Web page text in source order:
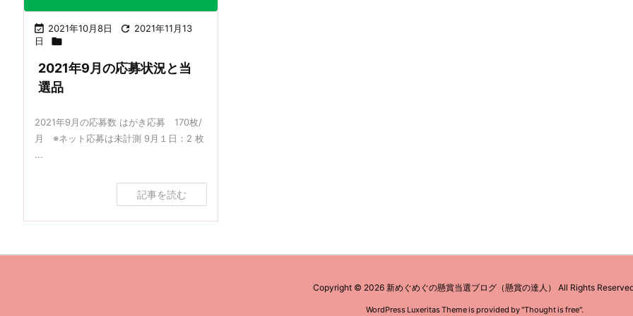
 2021年10月8日  2021年11月13
日

2021年9月の応募状況と当
選品
2021年9月の応募数 はがき応募 170枚/
月 ※ネット応募は未計測 9月１日：2 枚
...
記事を読む
Copyright © 2026 新めぐめぐの懸賞当選ブログ（懸賞の達人） All Rights
WordPress Luxeritas Theme is provided by "Thought is free".